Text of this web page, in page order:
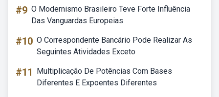
#9 O Modernismo Brasileiro Teve Forte Influência
Das Vanguardas Europeias
#10 O Correspondente Bancário Pode Realizar As
Seguintes Atividades Exceto
#11
Multiplicação De Potências Com Bases
Diferentes E Expoentes Diferentes